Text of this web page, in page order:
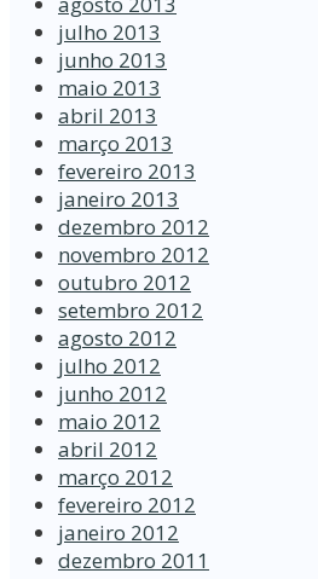
julho 2013
junho 2013
maio 2013
abril 2013
março 2013
fevereiro 2013
janeiro 2013
dezembro 2012
novembro 2012
outubro 2012
setembro 2012
agosto 2012
julho 2012
junho 2012
maio 2012
abril 2012
março 2012
fevereiro 2012
janeiro 2012
dezembro 2011